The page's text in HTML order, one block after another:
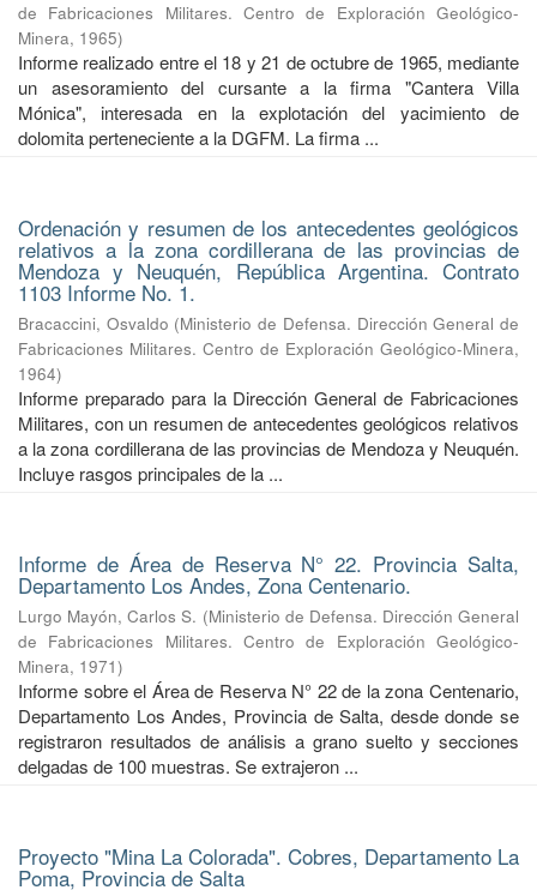
de Fabricaciones Militares. Centro de Exploración Geológico-
Minera, 1965)
Informe realizado entre el 18 y 21 de octubre de 1965, mediante
un asesoramiento del cursante a la firma "Cantera Villa
Mónica", interesada en la explotación del yacimiento de
dolomita perteneciente a la DGFM. La firma ...
Ordenación y resumen de los antecedentes geológicos
relativos a la zona cordillerana de las provincias de
Mendoza y Neuquén, República Argentina. Contrato
1103 Informe No. 1.
Bracaccini, Osvaldo (Ministerio de Defensa. Dirección General de
Fabricaciones Militares. Centro de Exploración Geológico-Minera,
1964)
Informe preparado para la Dirección General de Fabricaciones
Militares, con un resumen de antecedentes geológicos relativos
a la zona cordillerana de las provincias de Mendoza y Neuquén.
Incluye rasgos principales de la ...
Informe de Área de Reserva N° 22. Provincia Salta,
Departamento Los Andes, Zona Centenario.
Lurgo Mayón, Carlos S. (Ministerio de Defensa. Dirección General
de Fabricaciones Militares. Centro de Exploración Geológico-
Minera, 1971)
Informe sobre el Área de Reserva N° 22 de la zona Centenario,
Departamento Los Andes, Provincia de Salta, desde donde se
registraron resultados de análisis a grano suelto y secciones
delgadas de 100 muestras. Se extrajeron ...
Proyecto "Mina La Colorada". Cobres, Departamento La
Poma, Provincia de Salta